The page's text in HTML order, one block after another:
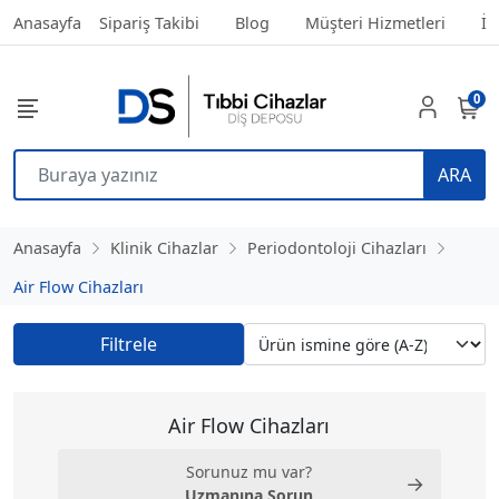
Anasayfa Sipariş Takibi Blog Müşteri Hizmetleri
ARA
0
Anasayfa Klinik Cihazlar
Periodontoloji Cihazları
Air Flow Cihazları
Filtrele
Air Flow Cihazları
Sorunuz mu var?
→